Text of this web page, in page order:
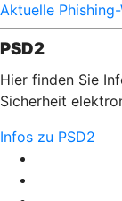
Aktuelle
PSD2
Hier finden Sie
Sicherheit
Infos zu PSD2